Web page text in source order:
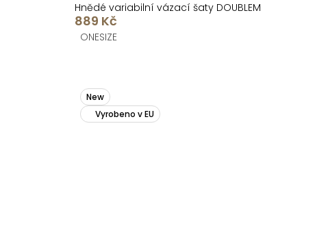
Hnědé variabilní vázací šaty DOUBLEM
889 Kč
ONESIZE
New
Vyrobeno v EU